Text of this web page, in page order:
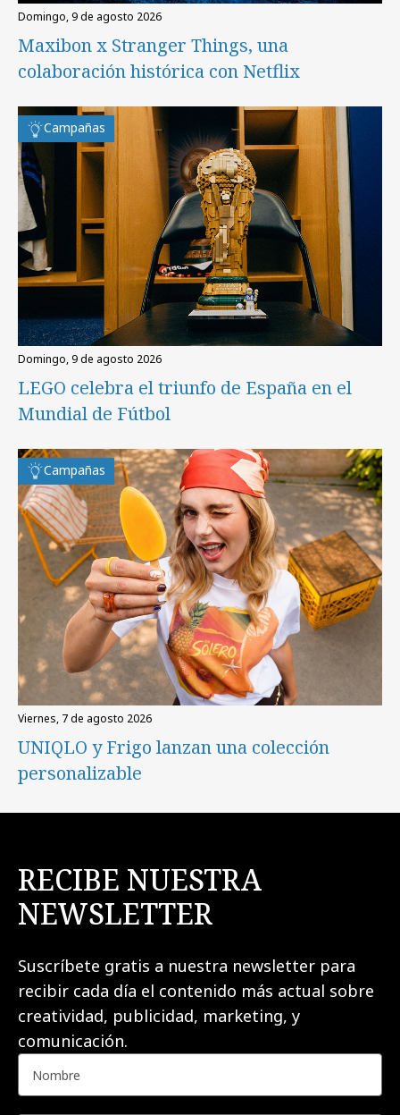
domingo, 9 de agosto 2026
Maxibon x Stranger Things, una
colaboración histórica con Netflix
Campañas
domingo, 9 de agosto 2026
LEGO celebra el triunfo de España en el
Mundial de Fútbol
Campañas
viernes, 7 de agosto 2026
UNIQLO y Frigo lanzan una colección
personalizable
RECIBE NUESTRA
NEWSLETTER
Suscríbete gratis a nuestra newsletter para
recibir cada día el contenido más actual sobre
creatividad, publicidad, marketing, y
comunicación.